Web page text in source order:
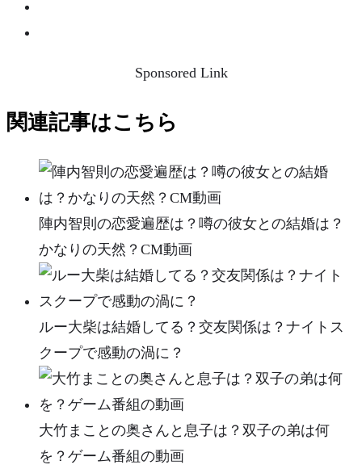
Sponsored Link
関連記事はこちら
陣内智則の恋愛遍歴は？噂の彼女との結婚は？
かなりの天然？CM動画
ルー大柴は結婚してる？交友関係は？ナイトス
クープで感動の渦に？
大竹まことの奥さんと息子は？双子の弟は何
を？ゲーム番組の動画